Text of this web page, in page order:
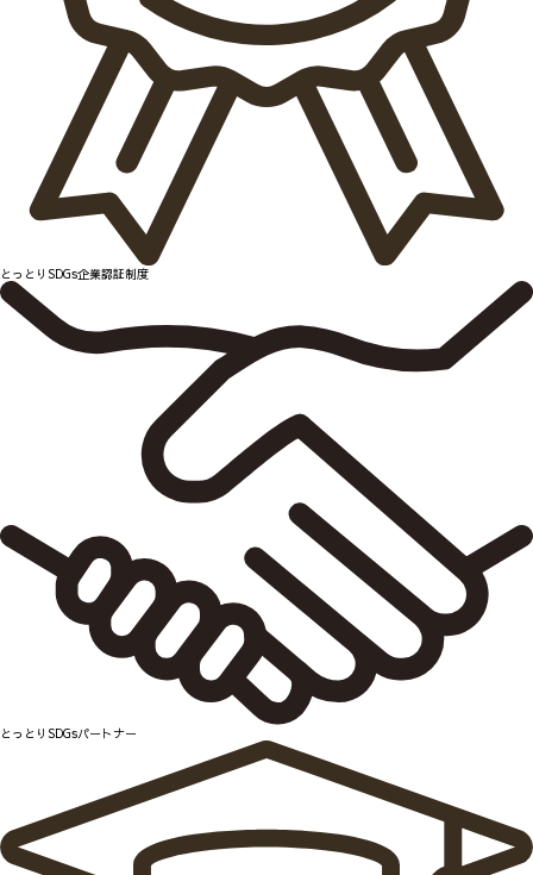
とっとりSDGs企業認証制度
とっとりSDGsパートナー